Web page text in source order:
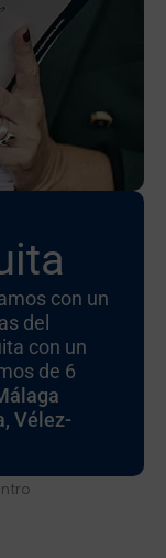
con un
del
con un
de 6
Vélez-